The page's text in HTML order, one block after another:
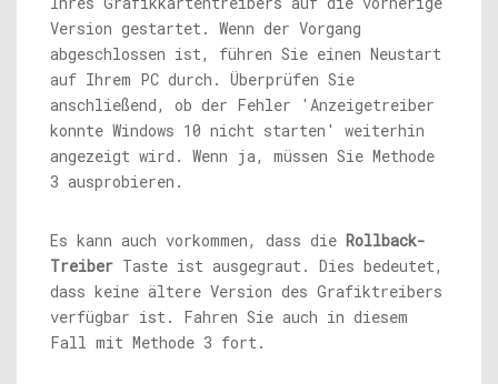
Version gestartet. Wenn der Vorgang
abgeschlossen ist, führen Sie einen Neustart
auf Ihrem PC durch. Überprüfen Sie
anschließend, ob der Fehler 'Anzeigetreiber
konnte Windows 10 nicht starten' weiterhin
angezeigt wird. Wenn ja, müssen Sie Methode
3 ausprobieren.
Es kann auch vorkommen, dass die Rollback-
Treiber Taste ist ausgegraut. Dies bedeutet,
dass keine ältere Version des Grafiktreibers
verfügbar ist. Fahren Sie auch in diesem
Fall mit Methode 3 fort.